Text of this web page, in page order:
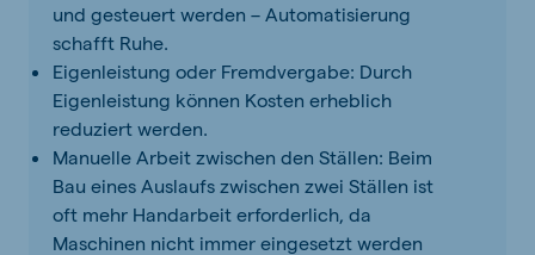
und gesteuert werden – Automatisierung
schafft Ruhe.
Eigenleistung oder Fremdvergabe: Durch
Eigenleistung können Kosten erheblich
reduziert werden.
Manuelle Arbeit zwischen den Ställen: Beim
Bau eines Auslaufs zwischen zwei Ställen ist
oft mehr Handarbeit erforderlich, da
Maschinen nicht immer eingesetzt werden